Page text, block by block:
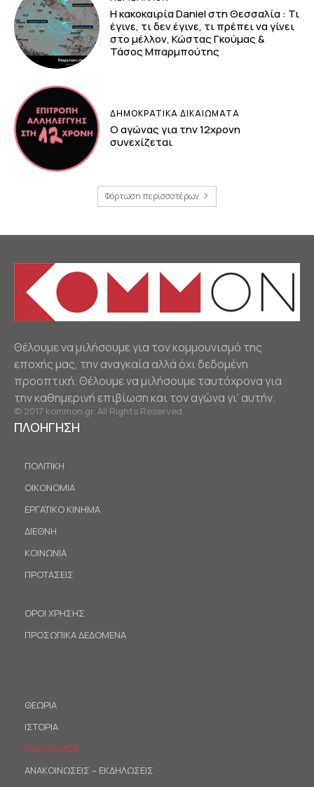
Η κακοκαιρία Daniel στη Θεσσαλία : Τι
έγινε, τι δεν έγινε, τι πρέπει να γίνει
στο μέλλον, Κώστας Γκούμας &
Τάσος Μπαρμπούτης
ΔΗΜΟΚΡΑΤΙΚΆ ΔΙΚΑΙΏΜΑΤΑ
Ο αγώνας για την 12χρονη
συνεχίζεται
Φόρτωση περισσοτέρων
Θέλουμε να μιλήσουμε για τον κομμουνισμό της
εποχής μας, την αναγκαία αλλά όχι δεδομένη
προοπτική. Θέλουμε να μιλήσουμε ταυτόχρονα για
την καθημερινή επιβίωση και τον αγώνα γι’ αυτήν.
© 2017 kommon.gr. All Rights Reserved.
ΠΛΟΗΓΗΣΗ
ΠΟΛΙΤΙΚΗ
ΟΙΚΟΝΟΜΙΑ
ΕΡΓΑΤΙΚΟ ΚΙΝΗΜΑ
ΔΙΕΘΝΗ
ΚΟΙΝΩΝΙΑ
ΠΡΟΤΑΣΕΙΣ
ΟΡΟΙ ΧΡΗΣΗΣ
ΠΡΟΣΩΠΙΚΑ ΔΕΔΟΜΕΝΑ
ΘΕΩΡΙΑ
ΙΣΤΟΡΙΑ
ΠΟΛΙΤΙΣΜΟΣ
ΑΝΑΚΟΙΝΩΣΕΙΣ – ΕΚΔΗΛΩΣΕΙΣ